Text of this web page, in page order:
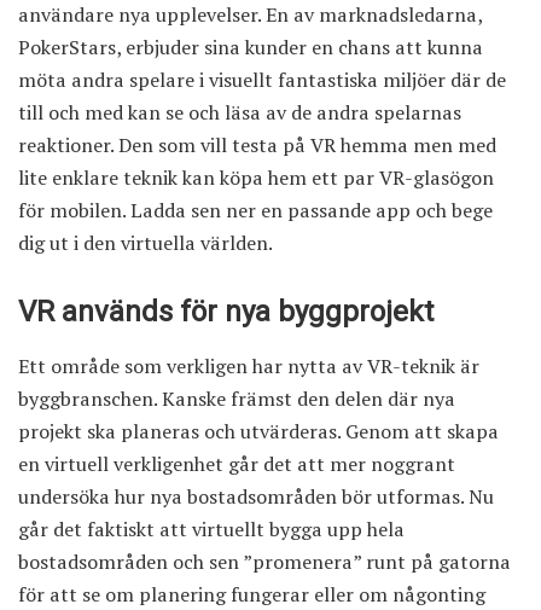
användare nya upplevelser. En av marknadsledarna,
PokerStars, erbjuder sina kunder en chans att kunna
möta andra spelare i visuellt fantastiska miljöer där de
till och med kan se och läsa av de andra spelarnas
reaktioner. Den som vill testa på VR hemma men med
lite enklare teknik kan köpa hem ett par VR-glasögon
för mobilen. Ladda sen ner en passande app och bege
dig ut i den virtuella världen.
VR används för nya byggprojekt
Ett område som verkligen har nytta av VR-teknik är
byggbranschen. Kanske främst den delen där nya
projekt ska planeras och utvärderas. Genom att skapa
en virtuell verkligenhet går det att mer noggrant
undersöka hur nya bostadsområden bör utformas. Nu
går det faktiskt att virtuellt bygga upp hela
bostadsområden och sen ”promenera” runt på gatorna
för att se om planering fungerar eller om någonting